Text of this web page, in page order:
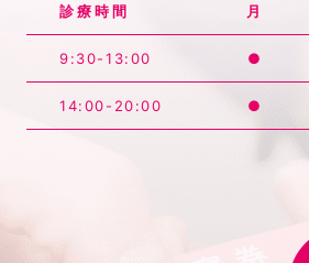
診療時間 月
9:30-13:00 ●
14:00-20:00 ●